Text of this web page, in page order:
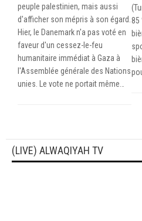
peuple palestinien, mais aussi
d'afficher son mépris à son égard.
Hier, le Danemark n'a pas voté en
faveur d'un cessez-le-feu
humanitaire immédiat à Gaza à
l'Assemblée générale des Nations
unies. Le vote ne portait même…
85
(LIVE) ALWAQIYAH TV